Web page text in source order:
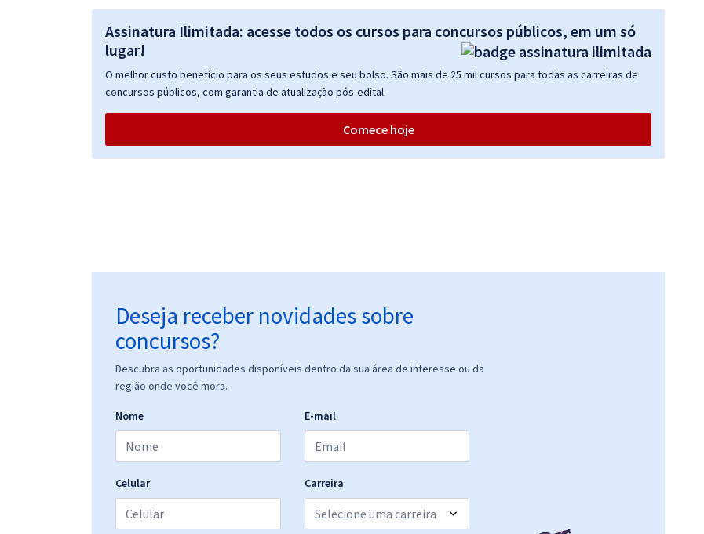
Investigador de Polícia (Pré-edital)
Economize R$ 103,96
(-20%)
Assinatura Ilimitada: acesse todos os cursos para concursos públicos, em um só
lugar!
O melhor custo benefício para os seus estudos e seu bolso. São mais de 25 mil cursos para todas as carreiras de
concursos públicos, com garantia de atualização pós-edital.
Comece hoje
Deseja receber novidades sobre
concursos?
Descubra as oportunidades disponíveis dentro da sua área de interesse ou da
região onde você mora.
Nome E-mail
Celular Carreira